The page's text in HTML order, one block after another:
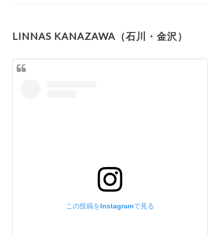
LINNAS KANAZAWA（石川・金沢）
この投稿をInstagramで見る